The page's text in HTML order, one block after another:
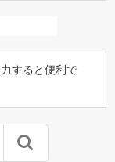
すると便利で